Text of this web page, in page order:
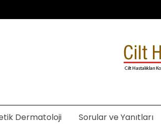
Dr. Şafak
Dermatoloji Sorular ve Yanıtları